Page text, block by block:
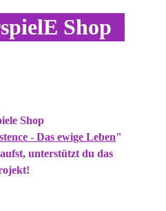
Shop
Shop eröffnet.
- Das ewige Leben"
unterstützt du das